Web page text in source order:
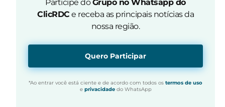
Participe doGrupo no Whatsapp do
ClicRDC e receba as principais notícias da
nossa região.
Quero Participar
*Ao entrar você está ciente e de acordo com todos ostermos de uso
e privacidadedo WhatsApp